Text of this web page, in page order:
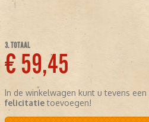
3. TOTAAL
€ 59,45
In de winkelwagen kunt u tevens een
felicitatietoevoegen!